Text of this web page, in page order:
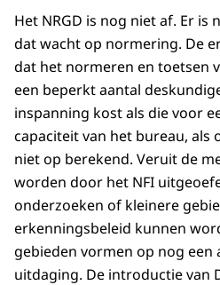
Het NRGD is nog niet af. Er is
dat wacht op normering. De
dat het normeren en toetsen
een beperkt aantal
inspanning kost als die voor
capaciteit van het bureau, als
niet op berekend. Veruit de
worden door het NFI
onderzoeken of kleinere
erkenningsbeleid kunnen
gebieden vormen op nog een
uitdaging. De introductie van